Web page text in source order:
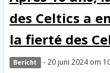
des Celtics a
la fierté des
Bericht - 20 juni 2024 om